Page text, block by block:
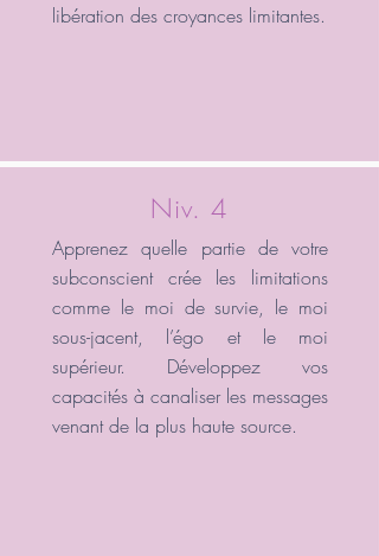
libération des croyances limitantes.
Niv. 4
Apprenez quelle partie de votre
subconscient crée les limitations
comme le moi de survie, le moi
sous-jacent, l’égo et le moi
supérieur. Développez vos
capacités à canaliser les messages
venant de la plus haute source.